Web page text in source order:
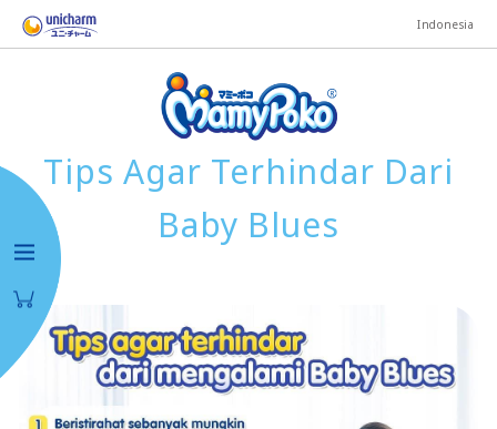
Indonesia
Tips Agar Terhindar Dari
Baby Blues